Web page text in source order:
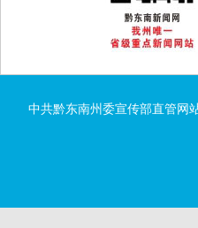
中共黔东南州委宣传部直管网